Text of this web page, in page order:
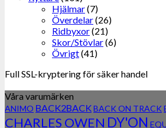
Hjälmar(7)
Överdelar(26)
Ridbyxor(21)
Skor/Stövlar(6)
Övrigt(41)
Full SSL-kryptering för säker handel
Våra varumärken
ANIMO BACK2BACKBACK ON TRACK
CHARLES OWEN DY'ON